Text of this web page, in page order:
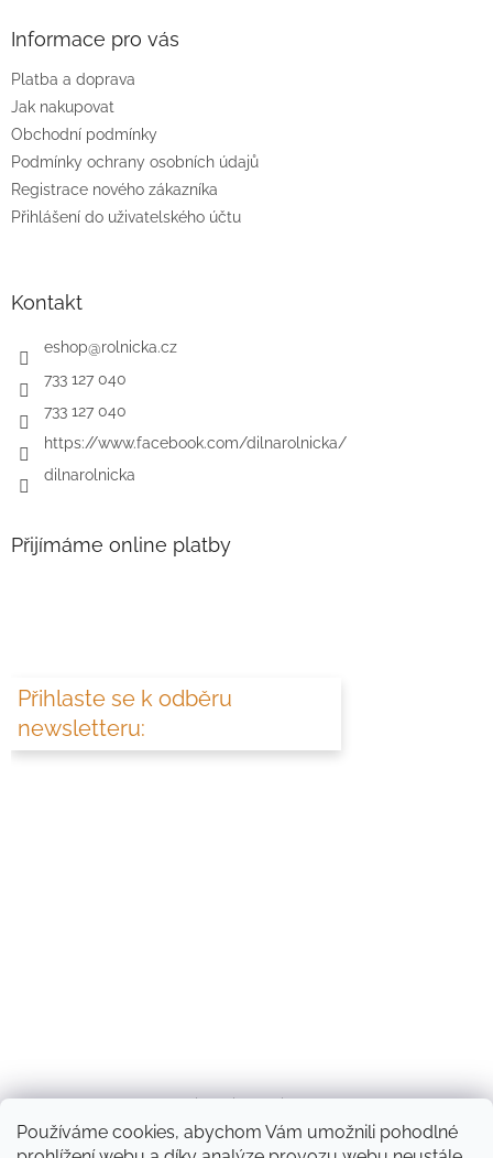
Používáme cookies, abychom Vám umožnili pohodlné
Informace pro vás
Platba a doprava
Jak nakupovat
Obchodní podmínky
Podmínky ochrany osobních údajů
Registrace nového zákazníka
Přihlášení do uživatelského účtu
Kontakt
eshop@rolnicka.cz
733 127 040
733 127 040
https://www.facebook.com/dilnarolnicka/
dilnarolnicka
Přijímáme online platby
Přihlaste se k odběru
newsletteru: